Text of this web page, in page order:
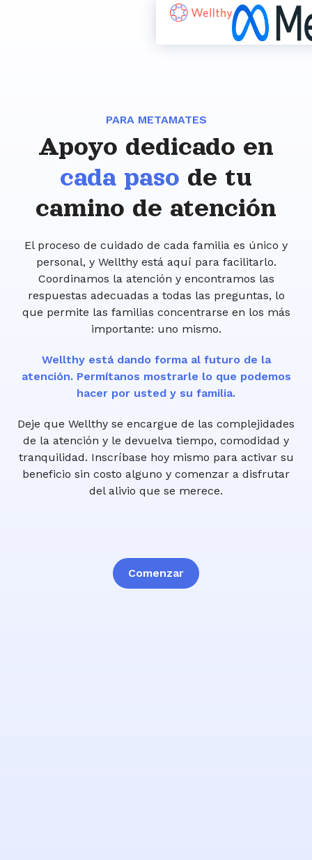
PARA METAMATES
Apoyo dedicado en
cada paso de tu
camino de atención
El proceso de cuidado de cada familia es único y
personal, y Wellthy está aquí para facilitarlo.
Coordinamos la atención y encontramos las
respuestas adecuadas a todas las preguntas, lo
que permite las familias concentrarse en los más
importante: uno mismo.
Wellthy está dando forma al futuro de la
atención. Permítanos mostrarle lo que podemos
hacer por usted y su familia.
Deje que Wellthy se encargue de las complejidades
de la atención y le devuelva tiempo, comodidad y
tranquilidad. Inscríbase hoy mismo para activar su
beneficio sin costo alguno y comenzar a disfrutar
del alivio que se merece.
Comenzar